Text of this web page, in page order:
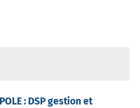
: DSP gestion et